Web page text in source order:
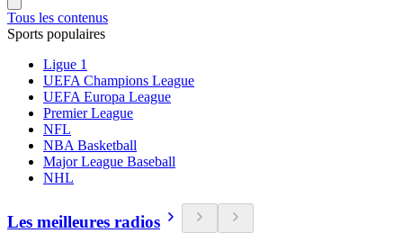
Tous les contenus
Sports populaires
Ligue 1
UEFA Champions League
UEFA Europa League
Premier League
NFL
NBA Basketball
Major League Baseball
NHL
Les meilleures radios